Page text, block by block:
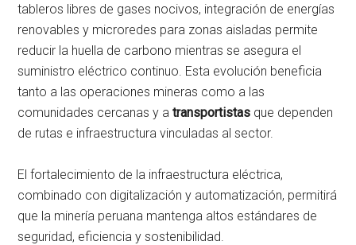
tableros libres de gases nocivos, integración de energías
renovables y microredes para zonas aisladas permite
reducir la huella de carbono mientras se asegura el
suministro eléctrico continuo. Esta evolución beneficia
tanto a las operaciones mineras como a las
comunidades cercanas y atransportistas que dependen
de rutas e infraestructura vinculadas al sector.
El fortalecimiento de la infraestructura eléctrica,
combinado con digitalización y automatización, permitirá
que la minería peruana mantenga altos estándares de
seguridad, eficiencia y sostenibilidad.